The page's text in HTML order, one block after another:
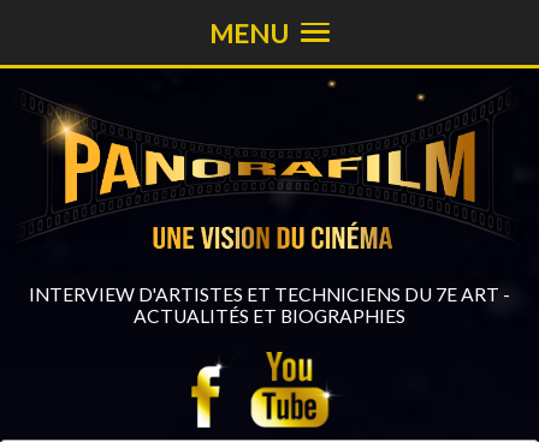
INTERVIEW D'ARTISTES ET TECHNICIENS DU 7E ART -
ACTUALITÉS ET BIOGRAPHIES
MENU